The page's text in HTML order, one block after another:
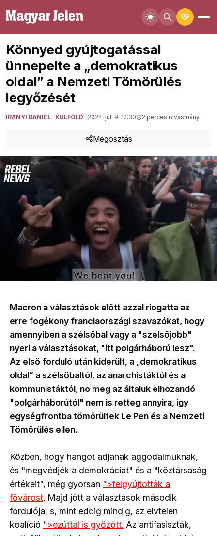
Könnyed gyújtogatással
ünnepelte a „demokratikus
oldal” a Nemzeti Tömörülés
legyőzését
IRÁNYI DÁNIEL KÜLFÖLD 2024. júl. 9. 12:30 2 perces olvasmány
Megosztás
Macron a választások előtt azzal riogatta az
erre fogékony franciaországi szavazókat, hogy
amennyiben a szélsőbal vagy a "szélsőjobb"
nyeri a választásokat, "itt polgárháború lesz".
Az első forduló után kiderült, a „demokratikus
oldal” a szélsőbaltól, az anarchistáktól és a
kommunistáktól, no meg az általuk elhozandó
"polgárháborútól" nem is retteg annyira, így
egységfrontba tömörültek Le Pen és a Nemzeti
Tömörülés ellen.
Közben, hogy hangot adjanak aggodalmuknak,
és "megvédjék a demokráciát" és a "köztársaság
értékeit", még gyorsan ">felgyújtották a
fővárost. Majd jött a választások második
fordulója, s, mint eddig mindig, az elvtelen
koalíció ">ezúttal is győzött. Az antifasiszták,